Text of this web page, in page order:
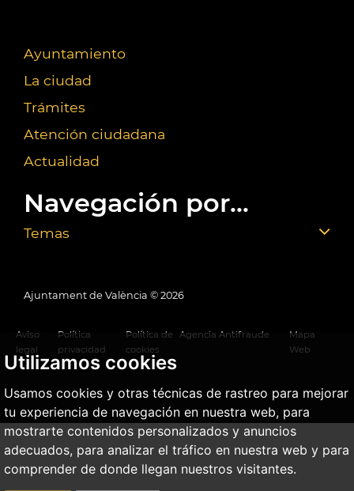
Utilizamos cookies
Usamos cookies y otras técnicas de rastreo para mejorar
tu experiencia de navegación en nuestra web, para
mostrarte contenidos personalizados y anuncios
adecuados, para analizar el tráfico en nuestra web y para
comprender de donde llegan nuestros visitantes.
Ayuntamiento
La ciudad
Trámites
Atención ciudadana
Actualidad
Navegación por...
Temas
Ajuntament de València © 2026
Aviso
legal
Política
privacidad
Política de
cookies
Agencia Antifraude
Mapa
Web